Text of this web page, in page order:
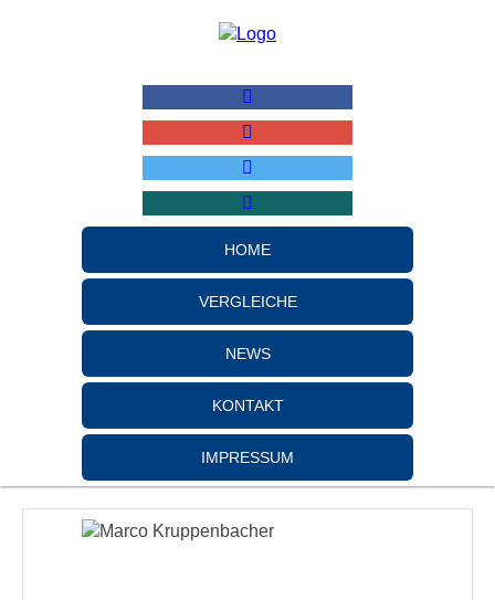
HOME
VERGLEICHE
NEWS
KONTAKT
IMPRESSUM